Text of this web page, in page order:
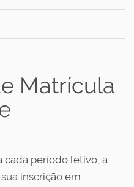
Matrícula
cada período letivo, a
inscrição em